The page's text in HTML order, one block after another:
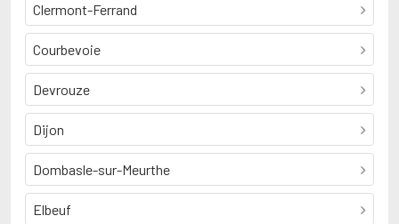
Clermont-Ferrand
Courbevoie
Devrouze
Dijon
Dombasle-sur-Meurthe
Elbeuf